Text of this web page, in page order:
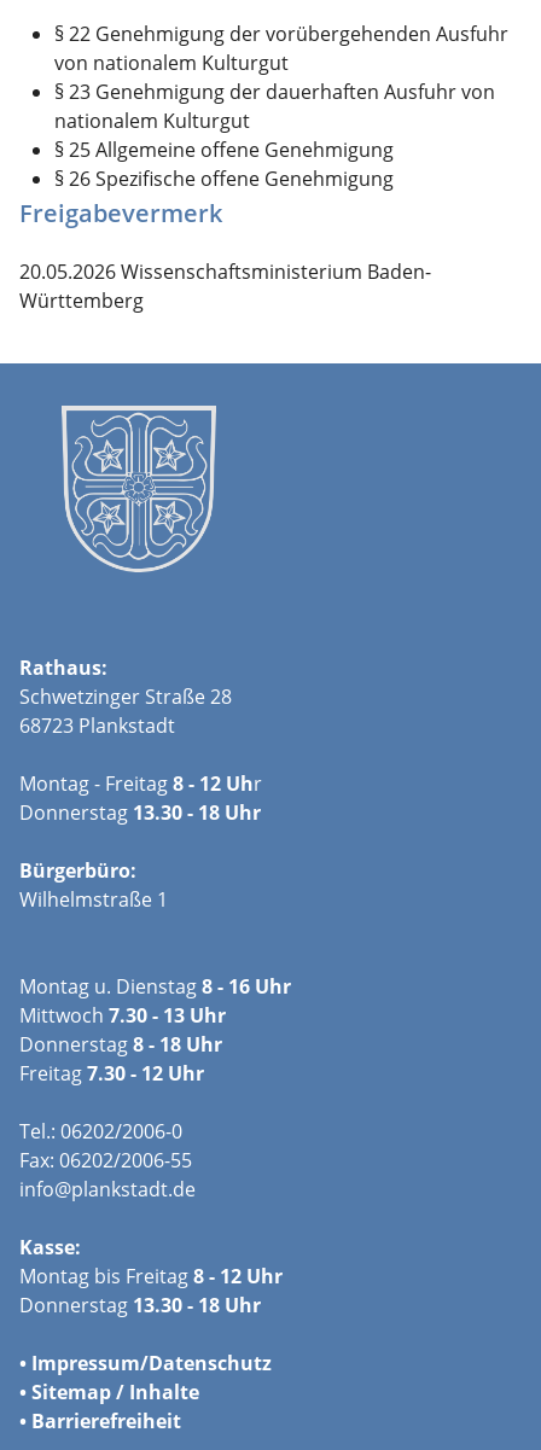
§ 22 Genehmigung der vorübergehenden Ausfuhr
von nationalem Kulturgut
§ 23 Genehmigung der dauerhaften Ausfuhr von
nationalem Kulturgut
§ 25 Allgemeine offene Genehmigung
§ 26 Spezifische offene Genehmigung
Freigabevermerk
20.05.2026 Wissenschaftsministerium Baden-
Württemberg
Rathaus:
Schwetzinger Straße 28
68723 Plankstadt
Montag - Freitag8 - 12 Uhr
Donnerstag 13.30 - 18 Uhr
Bürgerbüro:
Wilhelmstraße 1
Montag u. Dienstag8 - 16 Uhr
Mittwoch 7.30 - 13 Uhr
Donnerstag8 - 18 Uhr
Freitag7.30 - 12 Uhr
Tel.: 06202/2006-0
Fax: 06202/2006-55
info@plankstadt.de
Kasse:
Montag bis Freitag8 - 12 Uhr
Donnerstag 13.30 - 18 Uhr
• Impressum/Datenschutz
•Sitemap / Inhalte
• Barrierefreiheit